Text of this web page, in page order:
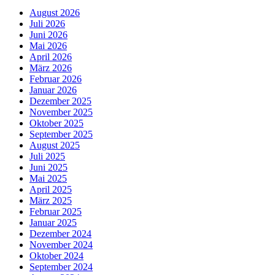
August 2026
Juli 2026
Juni 2026
Mai 2026
April 2026
März 2026
Februar 2026
Januar 2026
Dezember 2025
November 2025
Oktober 2025
September 2025
August 2025
Juli 2025
Juni 2025
Mai 2025
April 2025
März 2025
Februar 2025
Januar 2025
Dezember 2024
November 2024
Oktober 2024
September 2024